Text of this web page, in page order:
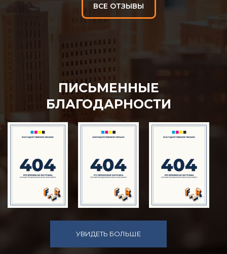
ВСЕ ОТЗЫВЫ
ПИСЬМЕННЫЕ
БЛАГОДАРНОСТИ
УВИДЕТЬ БОЛЬШЕ